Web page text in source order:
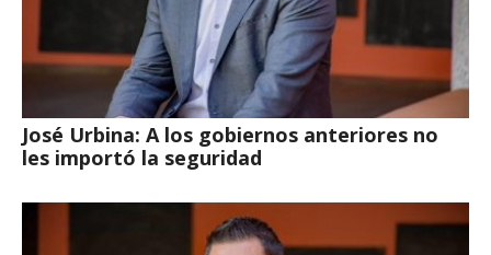
José Urbina: A los gobiernos anteriores no
les importó la seguridad